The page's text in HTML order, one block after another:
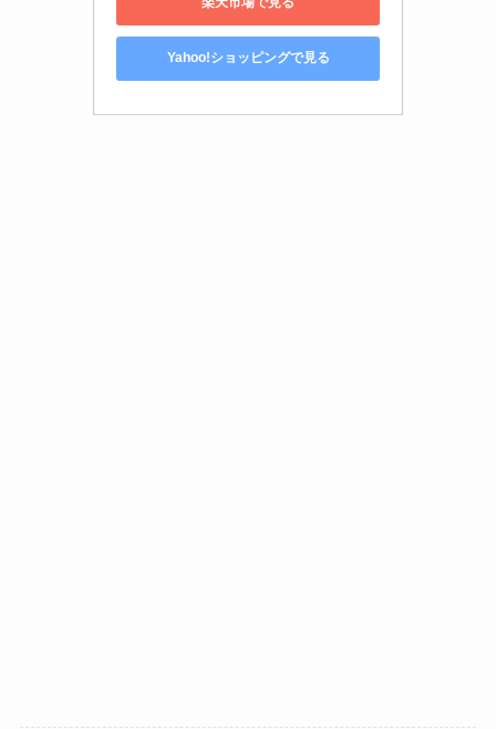
Yahoo!ショッピングで見る